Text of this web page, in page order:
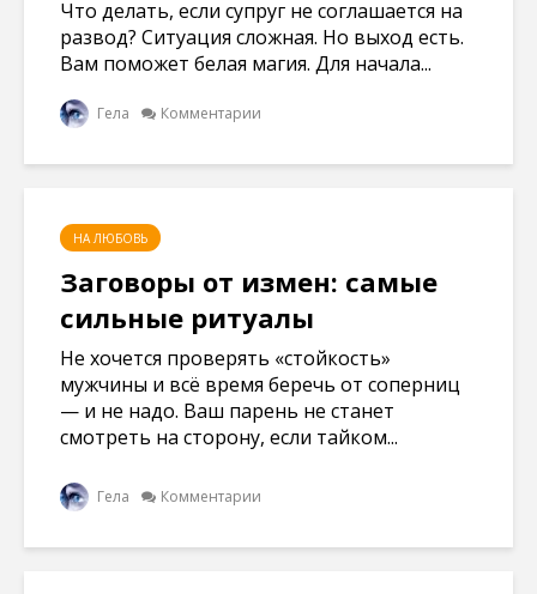
Что делать, если супруг не соглашается на
развод? Ситуация сложная. Но выход есть.
Вам поможет белая магия. Для начала...
Гела Комментарии
НА ЛЮБОВЬ
Заговоры от измен: самые
сильные ритуалы
Не хочется проверять «стойкость»
мужчины и всё время беречь от соперниц
— и не надо. Ваш парень не станет
смотреть на сторону, если тайком...
Гела Комментарии